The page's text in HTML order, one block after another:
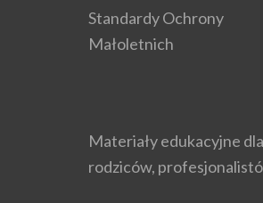
Standardy Ochrony
Małoletnich
Materiały edukacyjne
rodziców,